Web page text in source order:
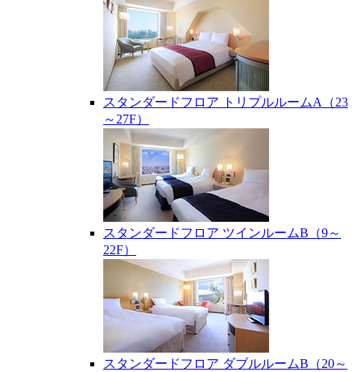
スタンダードフロア トリプルルームA（23
～27F）
スタンダードフロア ツインルームB（9～
22F）
スタンダードフロア ダブルルームB（20～